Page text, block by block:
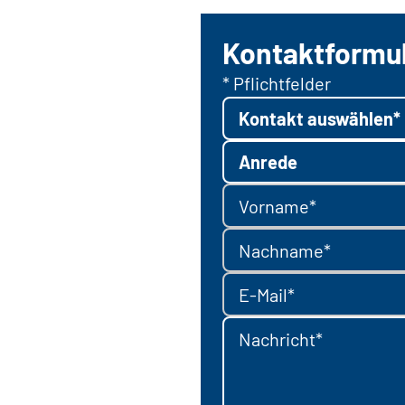
* Pflichtfelder
Kontakt auswählen*
Anrede
Vorname*
Nachname*
E-Mail*
Nachricht*